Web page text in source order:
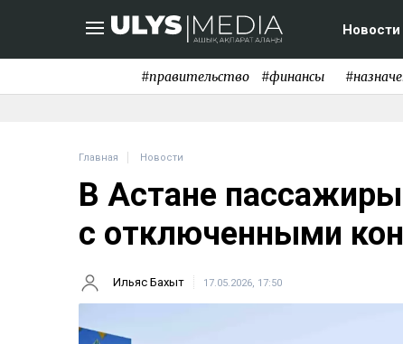
Новости
#правительство #финансы
Главная Новости
В Астане пассажиры
с отключенными
Ильяс Бахыт 17.05.2026, 17:50